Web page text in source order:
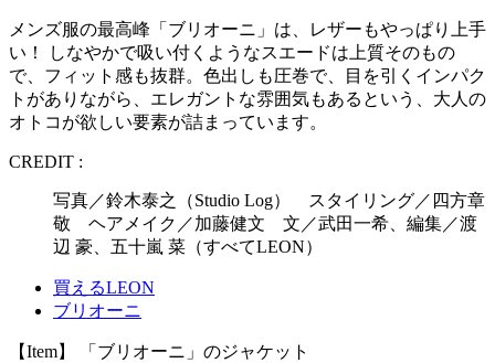
メンズ服の最高峰「ブリオーニ」は、レザーもやっぱり上手
い！ しなやかで吸い付くようなスエードは上質そのもの
で、フィット感も抜群。色出しも圧巻で、目を引くインパク
トがありながら、エレガントな雰囲気もあるという、大人の
オトコが欲しい要素が詰まっています。
CREDIT :
写真／鈴木泰之（Studio Log） スタイリング／四方章
敬 ヘアメイク／加藤健文 文／武田一希、編集／渡
辺 豪、五十嵐 菜（すべてLEON）
買えるLEON
ブリオーニ
【Item】 「ブリオーニ」のジャケット